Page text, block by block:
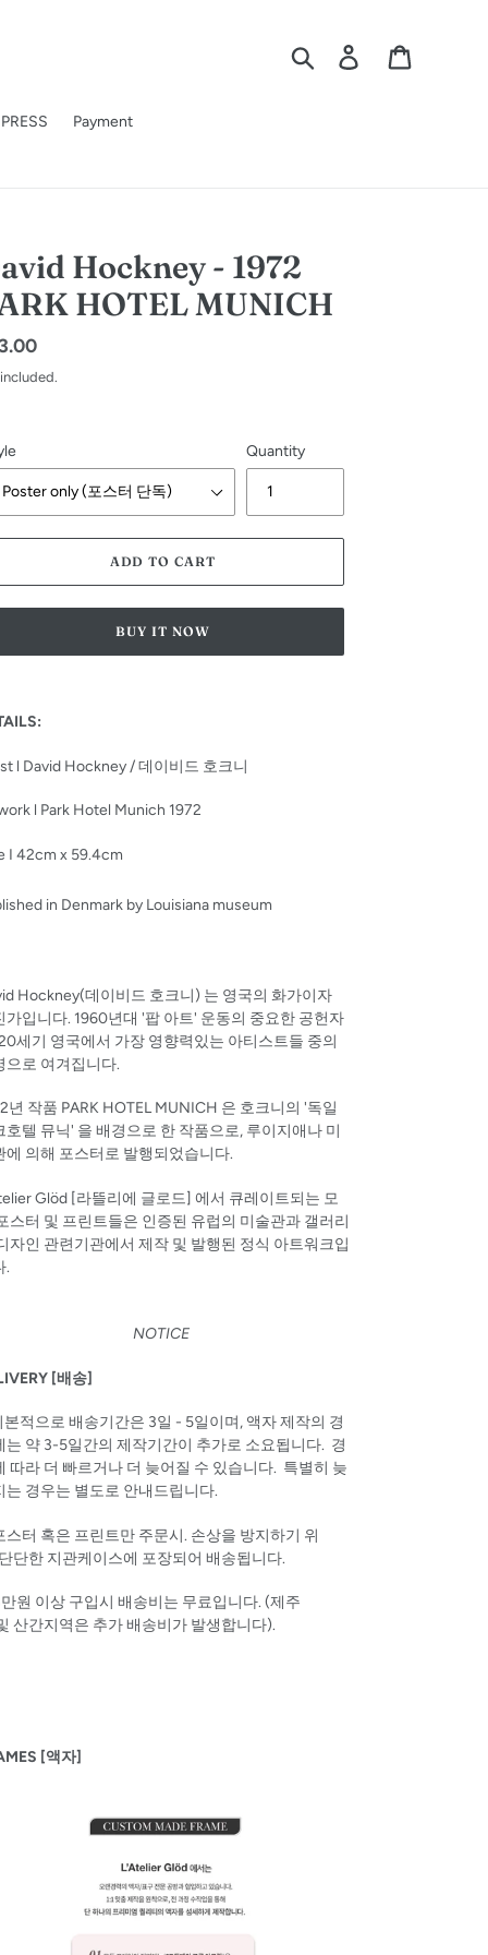
Search Log in
PRESS Payment
Hockney - 1972
HOTEL MUNICH
Quantity
ADD TO CART
BUY IT NOW
l David Hockney / 데이비드 호크니
l Park Hotel Munich 1972
I 42cm x 59.4cm
in Denmark by Louisiana museum
Hockney(데이비드 호크니) 는 영국의 화가이자
가입니다. 1960년대 '팝 아트' 운동의 중요한 공헌자
세기 영국에서 가장 영향력있는 아티스트들 중의
으로 여겨집니다.
년 작품 PARK HOTEL MUNICH 은 호크니의 '독일
호텔 뮤닉' 을 배경으로 한 작품으로, 루이지애나 미
에 의해 포스터로 발행되었습니다.
Glöd [라뜰리에 글로드] 에서 큐레이트되는 모
스터 및 프린트들은 인증된 유럽의 미술관과 갤러리
자인 관련기관에서 제작 및 발행된 정식 아트워크입
.
NOTICE
[배송]
본적으로 배송기간은 3일 - 5일이며, 액자 제작의 경
는 약 3-5일간의 제작기간이 추가로 소요됩니다. 경
따라 더 빠르거나 더 늦어질 수 있습니다. 특별히 늦
는 경우는 별도로 안내드립니다.
스터 혹은 프린트만 주문시. 손상을 방지하기 위
단단한 지관케이스에 포장되어 배송됩니다.
만원 이상 구입시 배송비는 무료입니다. (제주
산간지역은 추가배송비가 발생합니다).
[액자]